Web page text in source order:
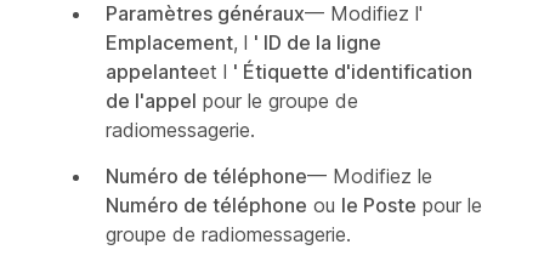
Paramètres généraux— Modifiez l'
Emplacement, l ' ID de la ligne
appelanteet l ' Étiquette d'identification
de l'appel pour le groupe de
radiomessagerie.
Numéro de téléphone— Modifiez le
Numéro de téléphone ou le Poste pour le
groupe de radiomessagerie.